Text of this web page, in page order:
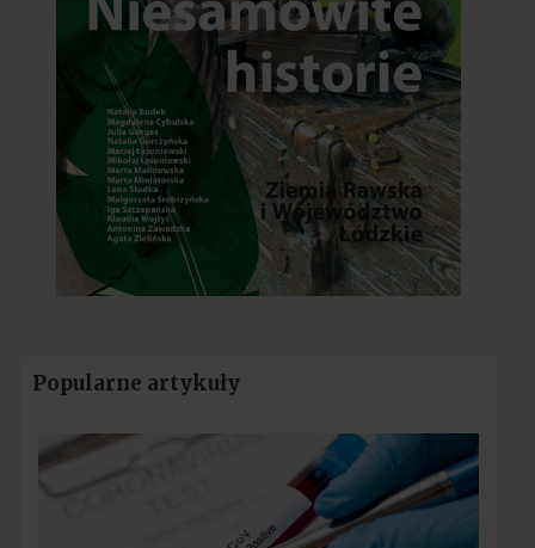
Popularne artykuły